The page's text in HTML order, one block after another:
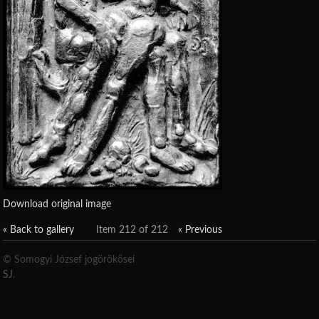
Download original image
« Back to gallery Item 212 of 212 « Previous
© Somogyi József jogörökösei
SJ.